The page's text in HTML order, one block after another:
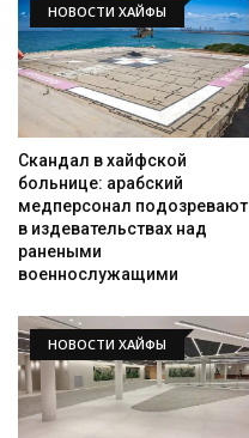
НОВОСТИ ХАЙФЫ
Скандал в хайфской
больнице: арабский
медперсонал подозревают
в издевательствах над
ранеными
военнослужащими
НОВОСТИ ХАЙФЫ